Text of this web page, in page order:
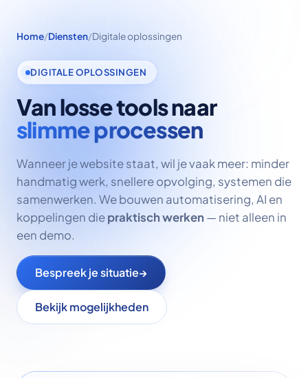
Home/Diensten/Digitale oplossingen
DIGITALE OPLOSSINGEN
Van losse tools naar
slimme processen
Wanneer je website staat, wil je vaak meer: minder
handmatig werk, snellere opvolging, systemen die
samenwerken. We bouwen automatisering, AI en
koppelingen diepraktisch werken — niet alleen in
een demo.
Bespreek je situatie→
Bekijk mogelijkheden